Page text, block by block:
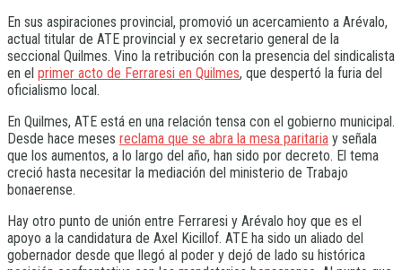
En sus aspiraciones provincial, promovió un acercamiento a Arévalo,
actual titular de ATE provincial y ex secretario general de la
seccional Quilmes. Vino la retribución con la presencia del sindicalista
en el primer acto de Ferraresi en Quilmes, que despertó la furia del
oficialismo local.
En Quilmes, ATE está en una relación tensa con el gobierno municipal.
Desde hace meses reclama que se abra la mesa paritaria y señala
que los aumentos, a lo largo del año, han sido por decreto. El tema
creció hasta necesitar la mediación del ministerio de Trabajo
bonaerense.
Hay otro punto de unión entre Ferraresi y Arévalo hoy que es el
apoyo a la candidatura de Axel Kicillof. ATE ha sido un aliado del
gobernador desde que llegó al poder y dejó de lado su histórica